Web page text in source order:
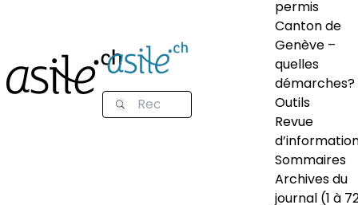
permis
Canton de
Genève –
quelles
démarches?
Outils
Revue
Sommaires
Archives du
journal (1 à